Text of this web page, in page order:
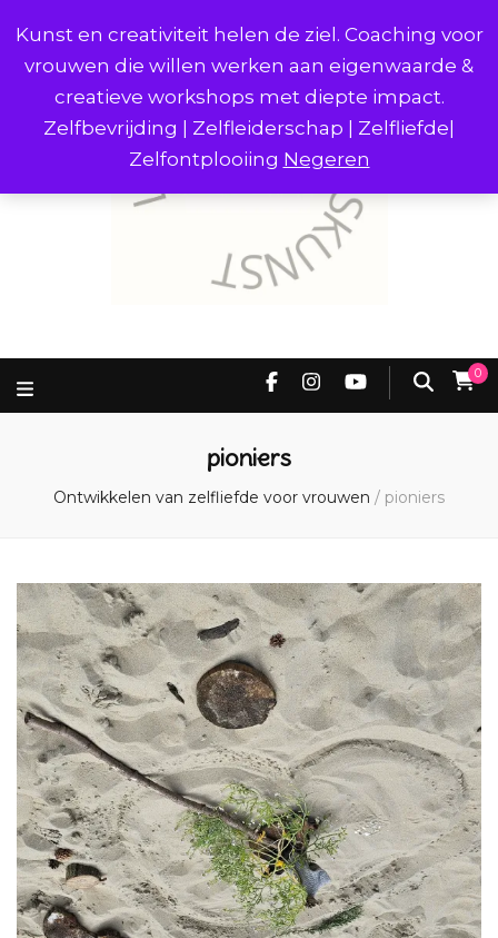
Kunst en creativiteit helen de ziel. Coaching voor
vrouwen die willen werken aan eigenwaarde &
creatieve workshops met diepte impact.
Zelfbevrijding | Zelfleiderschap | Zelfliefde|
Zelfontplooiing Negeren
0
pioniers
Ontwikkelen van zelfliefde voor vrouwen / pioniers